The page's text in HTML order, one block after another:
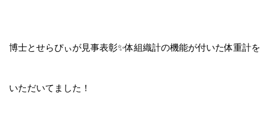
博士とせらぴぃが見事表彰✨体組織計の機能が付いた体重計を
いただいてました！